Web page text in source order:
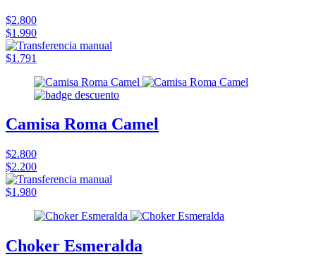
$2.800
$1.990
$1.791
Camisa Roma Camel
$2.800
$2.200
$1.980
Choker Esmeralda